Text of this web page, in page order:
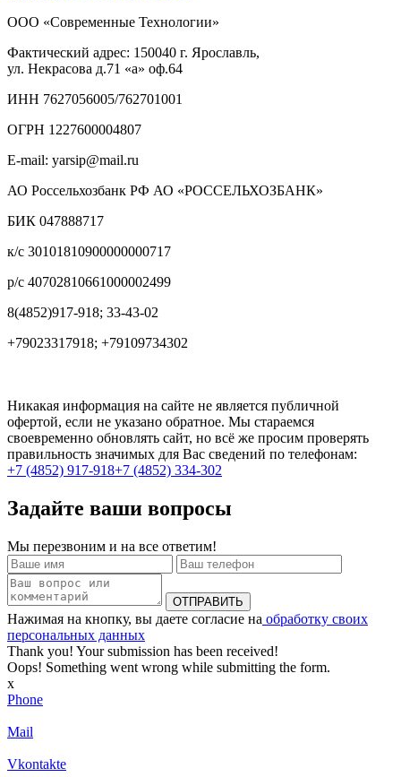
ООО «Современные Технологии»
Фактический адрес: 150040 г. Ярославль,
ул. Некрасова д.71 «а» оф.64
ИНН 7627056005/762701001
ОГРН 1227600004807
E-mail: yarsip@mail.ru
АО Россельхозбанк РФ АО «РОССЕЛЬХОЗБАНК»
БИК 047888717
к/с 30101810900000000717
р/с 40702810661000002499
8(4852)917-918; 33-43-02
+79023317918; +79109734302
Никакая информация на сайте не является публичной
офертой, если не указано обратное. Мы стараемся
своевременно обновлять сайт, но всё же просим проверять
правильность значимых для Вас сведений по телефонам:
+7 (4852) 917-918+7 (4852) 334-302
Задайте ваши вопросы
Мы перезвоним и на все ответим!
Нажимая на кнопку, вы даете согласие на обработку своих
персональных данных
Thank you! Your submission has been received!
Oops! Something went wrong while submitting the form.
x
Phone
Mail
Vkontakte